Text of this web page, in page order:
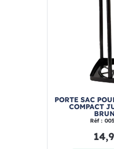
PORTE SAC
COMPACT
Réf :